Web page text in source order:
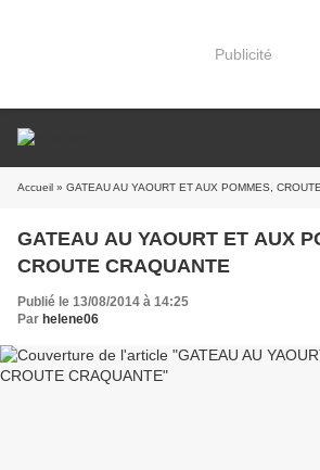
Publicité
Accueil » GATEAU AU YAOURT ET AUX POMMES,
GATEAU AU YAOURT ET AUX
CROUTE CRAQUANTE
Publié le 13/08/2014 à 14:25
Par helene06